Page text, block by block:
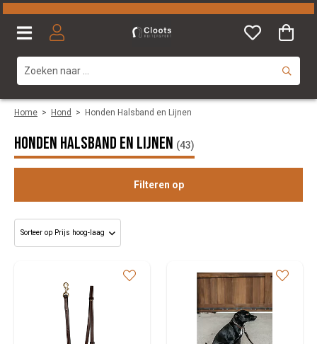
Home > Hond > Honden Halsband en Lijnen
Honden Halsband en Lijnen (43)
Filteren op
Maat